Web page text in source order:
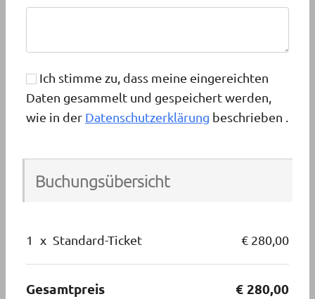
Ich stimme zu, dass meine eingereichten
Daten gesammelt und gespeichert werden,
wie in der Datenschutzerklärung beschrieben .
Buchungsübersicht
1 x Standard-Ticket € 280,00
Gesamtpreis € 280,00